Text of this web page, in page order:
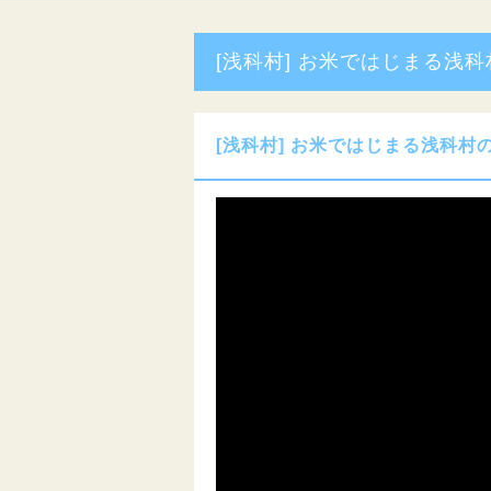
[浅科村] お米ではじまる浅科
[浅科村] お米ではじまる浅科村